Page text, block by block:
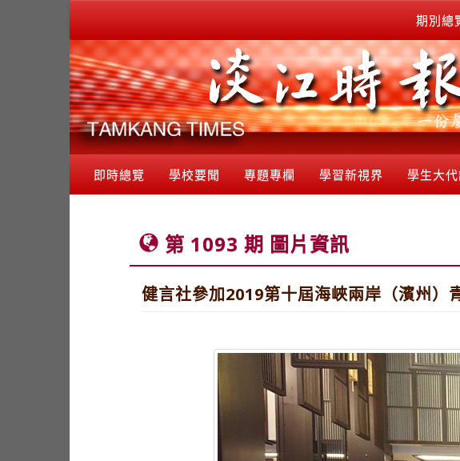
期別總
即時總覽 學校要聞 專題專欄 學習新視界 學生大
第 1093 期 圖片資訊
健言社參加2019第十屆海峽兩岸（濱州）